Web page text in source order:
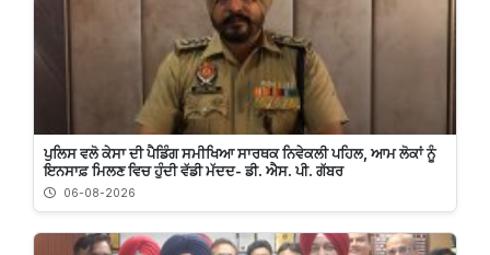
ਪੁਲਿਸ ਵਲੋ ਕੇਸਾ ਦੀ ਪੈਡਿੰਗ ਸਮੀਖਿਆ ਸਾਰਥਕ ਨਿਵੇਕਲੀ ਪਹਿਲ, ਆਮ ਲੋਕਾਂ ਨੂੰ
ਇਨਸਾਫ਼ ਮਿਲਣ ਵਿਚ ਹੁੰਦੀ ਵੱਡੀ ਮੱਦਦ- ਡੀ. ਐਸ. ਪੀ. ਗੱਬਰ
06-08-2026